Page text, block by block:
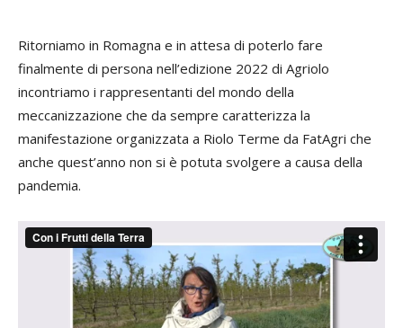
Ritorniamo in Romagna e in attesa di poterlo fare
finalmente di persona nell’edizione 2022 di Agriolo
incontriamo i rappresentanti del mondo della
meccanizzazione che da sempre caratterizza la
manifestazione organizzata a Riolo Terme da FatAgri che
anche quest’anno non si è potuta svolgere a causa della
pandemia.